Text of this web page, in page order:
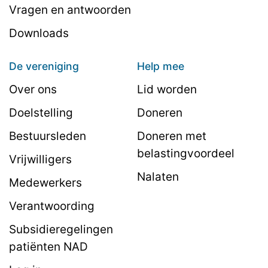
Vragen en antwoorden
Downloads
De vereniging
Over ons
Doelstelling
Bestuursleden
Vrijwilligers
Medewerkers
Verantwoording
Subsidieregelingen
patiënten NAD
Help mee
Lid worden
Doneren
Doneren met
belastingvoordeel
Nalaten